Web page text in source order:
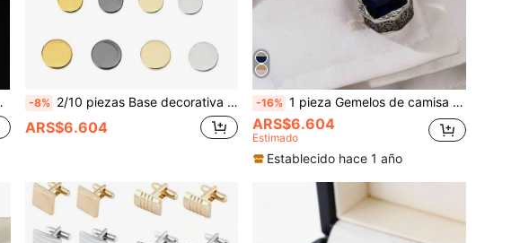
-8% 2/10 piezas Base decorativa de hebilla con botón a presión portátil para camisa y gemelos, DIY
ARS$6.604
-16% 1 pieza Gemelos de camisa de aleación de plata con zafiro azul profundo para hombres, desmontables y fijables, adecuados para fiestas, ocasiones formales, escuela, elegantes, negocios casuales y como regalo de boda para el novio y padrinos
ARS$6.604
Estimado
Establecido hace 1 año